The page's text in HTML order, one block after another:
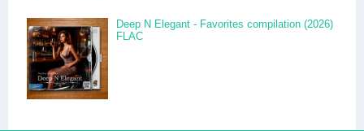
Deep N Elegant - Favorites compilation (2026)
FLAC